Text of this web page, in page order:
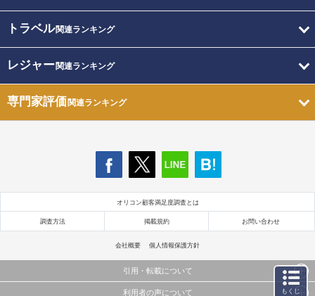
トラベル関連ランキング
レジャー関連ランキング
専門家評価関連ランキング
オリコン顧客満足度調査とは
調査方法 掲載規約 お問い合わせ
会社概要 個人情報保護方針
引用・転載について
利用者の声について もくじ